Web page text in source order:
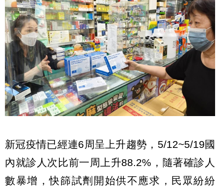
新冠疫情已經連6周呈上升趨勢，5/12~5/19國
內就診人次比前一周上升88.2%，隨著確診人
數暴增，快篩試劑開始供不應求，民眾紛紛